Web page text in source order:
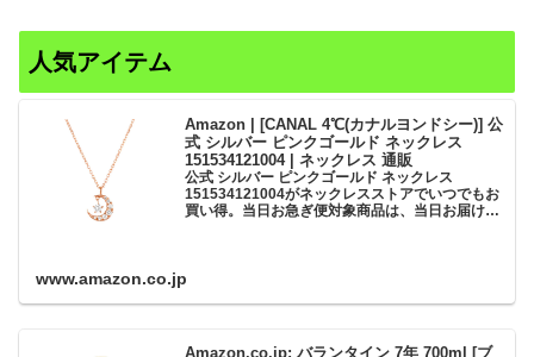
人気アイテム
Amazon | [CANAL 4℃(カナルヨンドシー)] 公
式 シルバー ピンクゴールド ネックレス
151534121004 | ネックレス 通販
公式 シルバー ピンクゴールド ネックレス
151534121004がネックレスストアでいつでもお
買い得。当日お急ぎ便対象商品は、当日お届け可
www.amazon.co.jp
Amazon.co.jp: バランタイン 7年 700ml [ブ